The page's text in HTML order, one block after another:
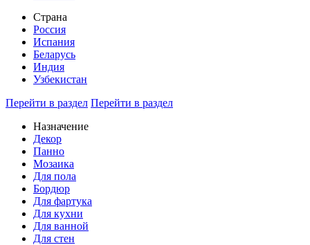
Страна
Россия
Испания
Беларусь
Индия
Узбекистан
Перейти в раздел Перейти в раздел
Назначение
Декор
Панно
Мозаика
Для пола
Бордюр
Для фартука
Для кухни
Для ванной
Для стен